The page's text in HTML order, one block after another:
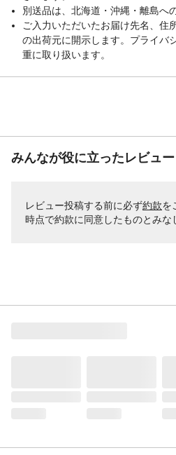
別送品は、北海道・沖縄・離島へ
ご入力いただいたお届け先名、住
の出荷元に開示します。プライバ
重に取り扱います。
みんなが役に立ったレビュー
レビュー投稿する前に必ず約款を
時点で約款に同意したものとみな